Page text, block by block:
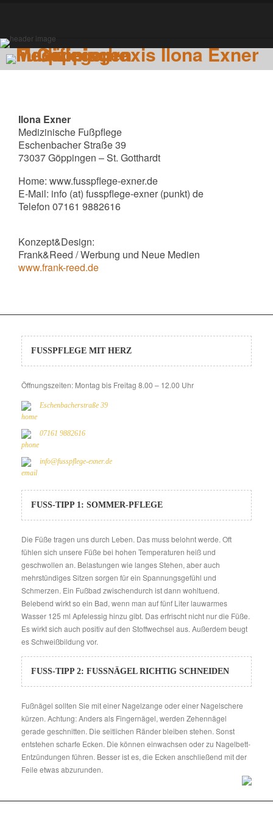
Ilona Exner
Medizinische Fußpflege
Eschenbacher Straße 39
73037 Göppingen – St. Gotthardt
Home: www.fusspflege-exner.de
E-Mail: info (at) fusspflege-exner (punkt) de
Telefon 07161 9882616
Konzept&Design:
Frank&Reed / Werbung und Neue Medien
www.frank-reed.de
FUSSPFLEGE MIT HERZ
Öffnungszeiten: Montag bis Freitag 8.00 – 12.00 Uhr
Eschenbacherstraße 39
07161 9882616
info@fusspflege-exner.de
FUSS-TIPP 1: SOMMER-PFLEGE
Die Füße tragen uns durch Leben. Das muss belohnt werde. Oft
fühlen sich unsere Füße bei hohen Temperaturen heiß und
geschwollen an. Belastungen wie langes Stehen, aber auch
mehrstündiges Sitzen sorgen für ein Spannungsgefühl und
Schmerzen. Ein Fußbad zwischendurch ist dann wohltuend.
Belebend wirkt so ein Bad, wenn man auf fünf Liter lauwarmes
Wasser 125 ml Apfelessig hinzu gibt. Das erfrischt nicht nur die Füße.
Es wirkt sich auch positiv auf den Stoffwechsel aus. Außerdem beugt
es Schweißbildung vor.
FUSS-TIPP 2: FUSSNÄGEL RICHTIG SCHNEIDEN
Fußnägel sollten Sie mit einer Nagelzange oder einer Nagelschere
kürzen. Achtung: Anders als Fingernägel, werden Zehennägel
gerade geschnitten. Die seitlichen Ränder bleiben stehen. Sonst
entstehen scharfe Ecken. Die können einwachsen oder zu Nagelbett-
Entzündungen führen. Besser ist es, die Ecken anschließend mit der
Feile etwas abzurunden.